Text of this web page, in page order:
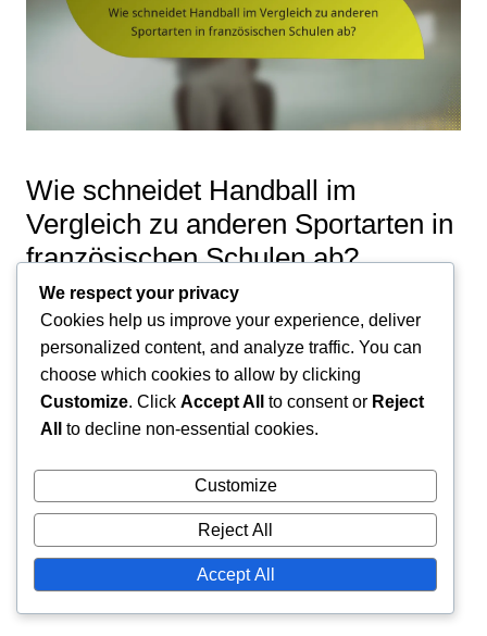
Wie schneidet Handball im
Vergleich zu anderen Sportarten in
französischen Schulen ab?
Handball hat eine bedeutende Präsenz in
französischen Schulen, wird jedoch oft von Fußball
überschattet, der nach wie vor der dominierende
Sport ist. Die Beliebtheit des Handballs ist stetig
gewachsen, insbesondere in Regionen, in denen es
starke lokale Vereine und Wettbewerbsangebote
gibt.
Beliebtheit von Handball im Vergleich
We respect your privacy
Cookies help us improve your experience, deliver
personalized content, and analyze traffic. You can
choose which cookies to allow by clicking
Customize. Click Accept All to consent or Reject
All
to decline non-essential cookies.
Customize
Reject All
Accept All